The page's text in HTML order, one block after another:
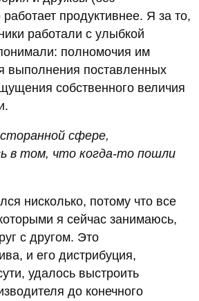
работает продуктивнее. Я за то,
работали с улыбкой
полномочия им
выполнения поставленных
собственного величия
сфере,
в том, что когда-то пошли
нисколько, потому что все
я сейчас занимаюсь,
с другом. Это
и его дистрибуция,
удалось выстроить
до конечного